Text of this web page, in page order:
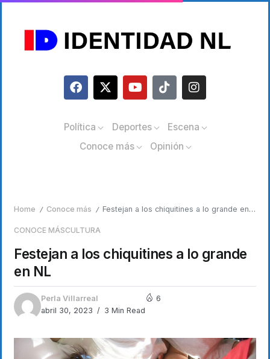
Política Deportes
Escena
Conoce más
Opinión
Home / Conoce más / Festejan a los chiquitines a lo grande en NL
CONOCE MÁSCULTURA
Festejan a los chiquitines a lo grande
en NL
Perla Villarreal
abril 30, 2023
3 Min Read
6